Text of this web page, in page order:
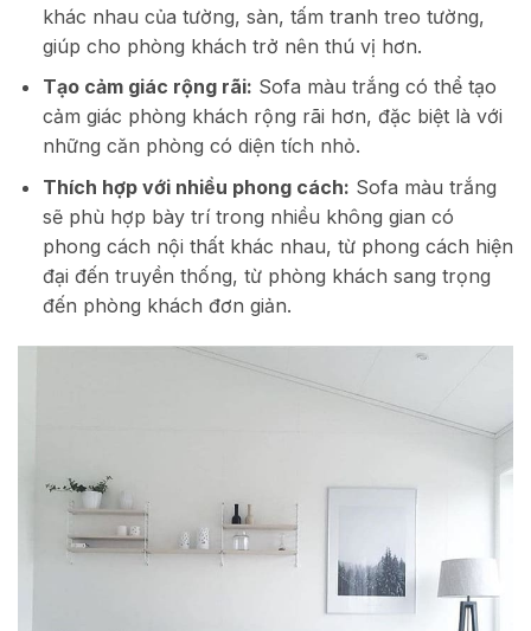
khác nhau của tường, sàn, tấm tranh treo tường,
giúp cho phòng khách trở nên thú vị hơn.
Tạo cảm giác rộng rãi: Sofa màu trắng có thể tạo
cảm giác phòng khách rộng rãi hơn, đặc biệt là với
những căn phòng có diện tích nhỏ.
Thích hợp với nhiều phong cách: Sofa màu trắng
sẽ phù hợp bày trí trong nhiều không gian có
phong cách nội thất khác nhau, từ phong cách hiện
đại đến truyền thống, từ phòng khách sang trọng
đến phòng khách đơn giản.